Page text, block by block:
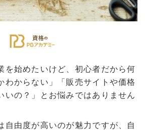
を始めたいけど、初心者だから何
わからない」「販売サイトや価格
いの？」とお悩みではありません
自由度が高いのが魅力ですが、自